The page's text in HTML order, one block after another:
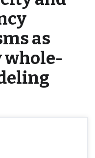
as
whole-